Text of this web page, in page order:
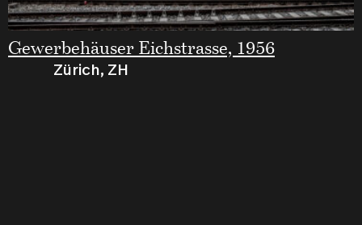
Gewerbehäuser Eichstrasse, 1956
Zürich, ZH